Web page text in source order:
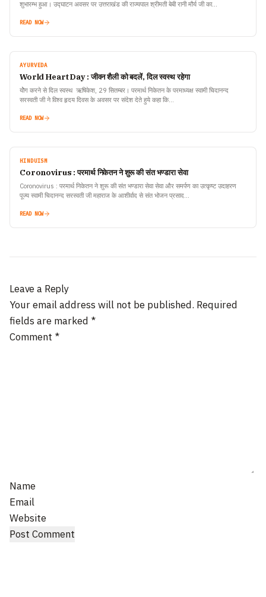
शुभारम्भ हुआ। उद्घाटन अवसर पर उत्तराखंड की राज्यपाल श्रीमती बेबी रानी मौर्य जी का…
READ NOW
AYURVEDA
World Heart Day : जीवन शैली को बदलें, दिल स्वस्थ रहेगा
योेग करने से दिल स्वस्थ ऋषिकेश, 29 सितम्बर। परमार्थ निकेतन के परमाध्यक्ष स्वामी चिदानन्द
सरस्वती जी ने विश्व हृदय दिवस के अवसर पर संदेश देते हुये कहा कि…
READ NOW
HINDUISM
Coronovirus : परमार्थ निकेतन ने शुरू की संत भण्डारा सेवा
Coronovirus : परमार्थ निकेतन ने शुरू की संत भण्डारा सेवा सेवा और समर्पण का उत्कृष्ट उदाहरण
पूज्य स्वामी चिदानन्द सरस्वती जी महाराज के आशीर्वाद से संत भोजन प्रसाद…
READ NOW
Leave a Reply
Your email address will not be published. Required
fields are marked *
Comment *
Name
Email
Website